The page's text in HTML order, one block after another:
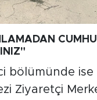
bölümünde ise
Ziyaretçi